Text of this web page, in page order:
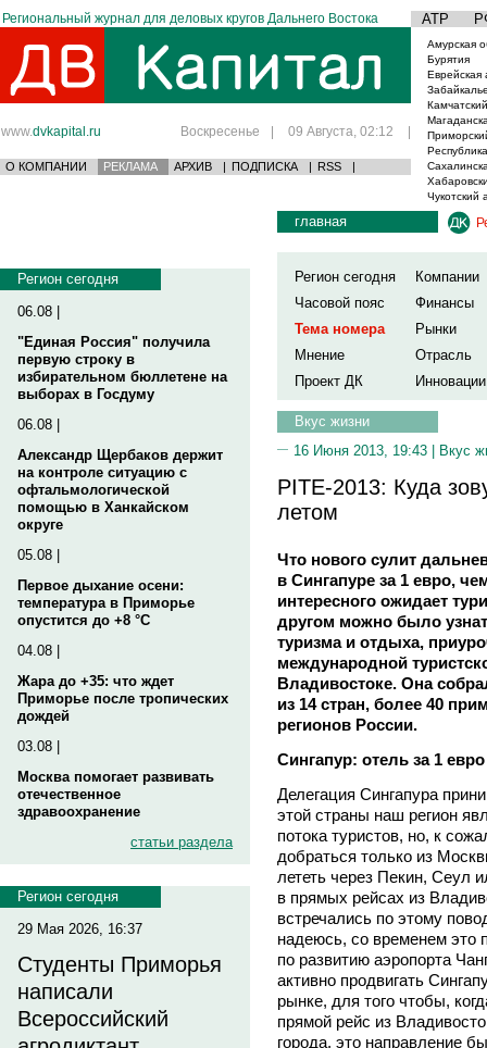
Региональный журнал для деловых кругов Дальнего Востока АТР
www.dvkapital.ru Воскресенье | 09 Августа, 02:12 |
О КОМПАНИИ РЕКЛАМА АРХИВ | ПОДПИСКА | RSS |
Амурская
Бурятия
Еврейская
Чукотский
Регион сегодня
06.08 |
"Единая Россия" получила
первую строку в
избирательном бюллетене на
выборах в Госдуму
06.08 |
Александр Щербаков держит
на контроле ситуацию с
офтальмологической
помощью в Ханкайском
округе
05.08 |
Первое дыхание осени:
температура в Приморье
опустится до +8 °C
04.08 |
Жара до +35: что ждет
Приморье после тропических
дождей
03.08 |
Москва помогает развивать
отечественное
здравоохранение
статьи раздела
Регион сегодня
29 Мая 2026, 16:37
Студенты Приморья
написали
Всероссийский
главная
Регион сегодня
Компании
Часовой пояс
Финансы
Тема номера
Рынки
Мнение
Отрасль
Проект ДК
Инновации
Вкус жизни
16 Июня 2013, 19:43 | Вкус
PITE-2013: Куда
летом
Что нового сулит
в Сингапуре за 1 евро,
интересного ожидает
другом можно было
туризма и отдыха,
международной
Владивостоке. Она
из 14 стран, более 40
регионов России.
Сингапур: отель за 1
Делегация Сингапура
этой страны наш регион
потока туристов, но, к
добраться только из
лететь через Пекин, Сеул
в прямых рейсах из
встречались по этому
надеюсь, со временем это
по развитию аэропорта
активно продвигать
рынке, для того чтобы,
прямой рейс из
города, это направление